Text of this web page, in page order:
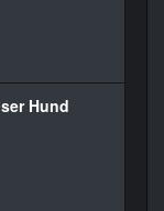
Hund